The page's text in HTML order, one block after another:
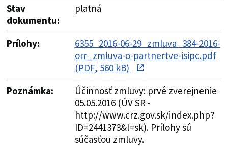
Stav
dokumentu:
platná
Prílohy:
6355_2016-06-29_zmluva_384-2016-
orr_zmluva-o-partnertve-isipc.pdf
(PDF, 560 kB)
Poznámka:
Účinnosť zmluvy: prvé zverejnenie
05.05.2016 (ÚV SR -
http://www.crz.gov.sk/index.php?
ID=2441373&l=sk). Prílohy sú
súčasťou zmluvy.